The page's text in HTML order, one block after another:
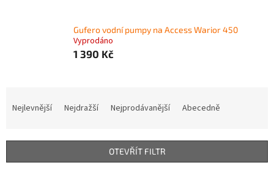
Gufero vodní pumpy na Access Warior 450
Vyprodáno
1 390 Kč
í
Nejlevnější Nejdražší Nejprodávanější Abecedně
OTEVŘÍT FILTR